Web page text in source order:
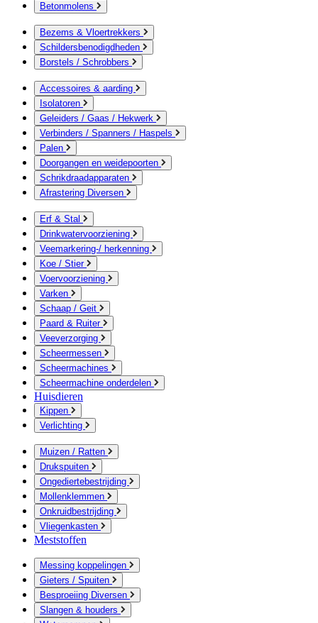
Betonmolens
Bezems & Vloertrekkers
Schildersbenodigdheden
Borstels / Schrobbers
Accessoires & aarding
Isolatoren
Geleiders / Gaas / Hekwerk
Verbinders / Spanners / Haspels
Palen
Doorgangen en weidepoorten
Schrikdraadapparaten
Afrastering Diversen
Erf & Stal
Drinkwatervoorziening
Veemarkering-/ herkenning
Koe / Stier
Voervoorziening
Varken
Schaap / Geit
Paard & Ruiter
Veeverzorging
Scheermessen
Scheermachines
Scheermachine onderdelen
Huisdieren
Kippen
Verlichting
Muizen / Ratten
Drukspuiten
Ongediertebestrijding
Mollenklemmen
Onkruidbestrijding
Vliegenkasten
Meststoffen
Messing koppelingen
Gieters / Spuiten
Besproeiing Diversen
Slangen & houders